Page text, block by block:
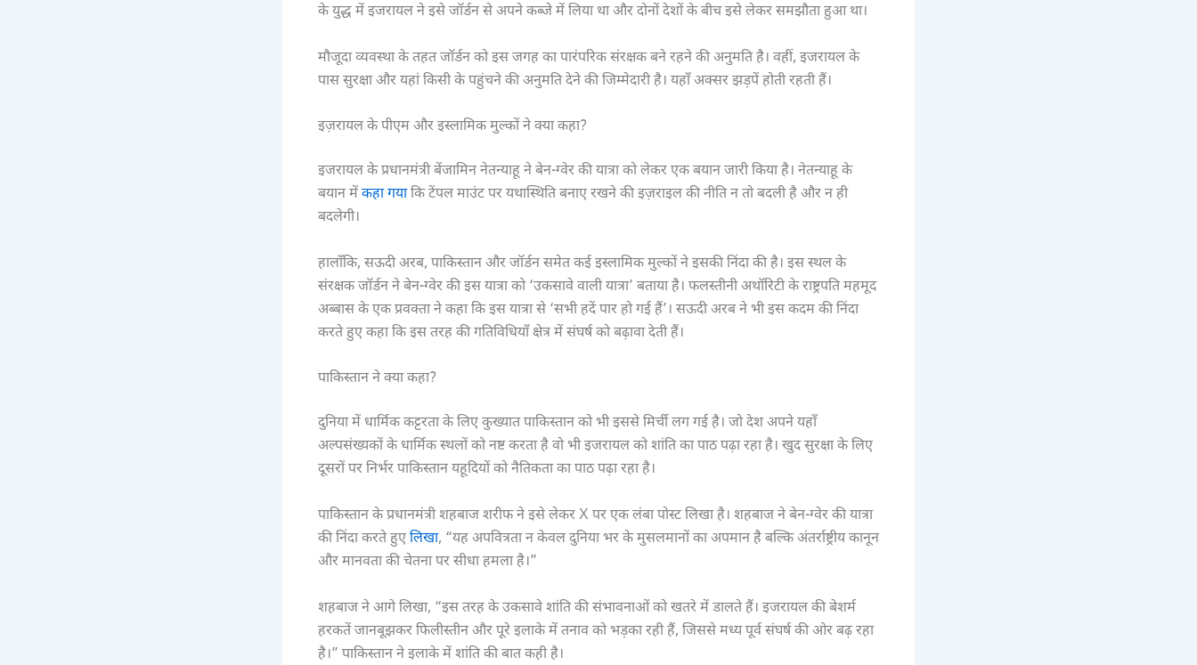
के युद्ध में इजरायल ने इसे जॉर्डन से अपने कब्जे में लिया था और दोनों देशों के बीच इसे लेकर समझौता हुआ था।
मौजूदा व्यवस्था के तहत जॉर्डन को इस जगह का पारंपरिक संरक्षक बने रहने की अनुमति है। वहीं, इजरायल के
पास सुरक्षा और यहां किसी के पहुंचने की अनुमति देने की जिम्मेदारी है। यहाँ अक्सर झड़पें होती रहती हैं।
इज़रायल के पीएम और इस्लामिक मुल्कों ने क्या कहा?
इजरायल के प्रधानमंत्री बेंजामिन नेतन्याहू ने बेन-ग्वेर की यात्रा को लेकर एक बयान जारी किया है। नेतन्याहू के
बयान मेंकहा गयाकि टेंपल माउंट पर यथास्थिति बनाए रखने की इज़राइल की नीति न तो बदली है और न ही
बदलेगी।
हालाँकि, सऊदी अरब, पाकिस्तान और जॉर्डन समेत कई इस्लामिक मुल्कों ने इसकी निंदा की है। इस स्थल के
संरक्षक जॉर्डन ने बेन-ग्वेर की इस यात्रा को ‘उकसावे वाली यात्रा’ बताया है। फलस्तीनी अथॉरिटी के राष्ट्रपति महमूद
अब्बास के एक प्रवक्ता ने कहा कि इस यात्रा से ‘सभी हदें पार हो गई हैं’। सऊदी अरब ने भी इस कदम की निंदा
करते हुए कहा कि इस तरह की गतिविधियाँ क्षेत्र में संघर्ष को बढ़ावा देती हैं।
पाकिस्तान ने क्या कहा?
दुनिया में धार्मिक कट्टरता के लिए कुख्यात पाकिस्तान को भी इससे मिर्ची लग गई है। जो देश अपने यहाँ
अल्पसंख्यकों के धार्मिक स्थलों को नष्ट करता है वो भी इजरायल को शांति का पाठ पढ़ा रहा है। खुद सुरक्षा के लिए
दूसरों पर निर्भर पाकिस्तान यहूदियों को नैतिकता का पाठ पढ़ा रहा है।
पाकिस्तान के प्रधानमंत्री शहबाज शरीफ ने इसे लेकर X पर एक लंबा पोस्ट लिखा है। शहबाज ने बेन-ग्वेर की यात्रा
की निंदा करते हुएलिखा, “यह अपवित्रता न केवल दुनिया भर के मुसलमानों का अपमान है बल्कि अंतर्राष्ट्रीय कानून
और मानवता की चेतना पर सीधा हमला है।”
शहबाज ने आगे लिखा, “इस तरह के उकसावे शांति की संभावनाओं को खतरे में डालते हैं। इजरायल की बेशर्म
हरकतें जानबूझकर फिलीस्तीन और पूरे इलाके में तनाव को भड़का रही हैं, जिससे मध्य पूर्व संघर्ष की ओर बढ़ रहा
है।” पाकिस्तान ने इलाके में शांति की बात कही है।